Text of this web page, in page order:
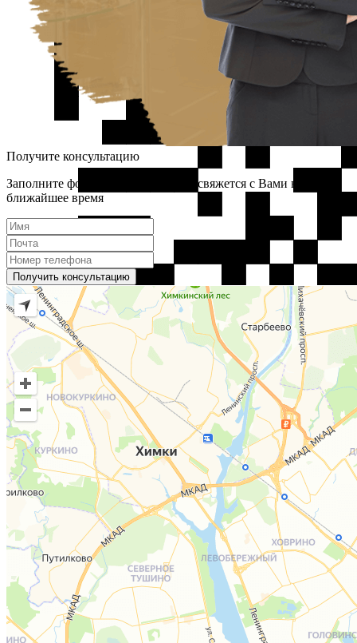
Получите консультацию
Заполните форму и наш менеджер свяжется с Вами в
ближайшее время
Получить консультацию